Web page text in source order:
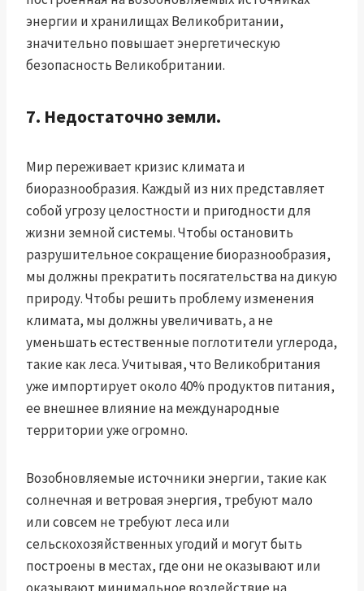
энергии и хранилищах Великобритании,
значительно повышает энергетическую
безопасность Великобритании.
7. Недостаточно земли.
Мир переживает кризис климата и
биоразнообразия. Каждый из них представляет
собой угрозу целостности и пригодности для
жизни земной системы. Чтобы остановить
разрушительное сокращение биоразнообразия,
мы должны прекратить посягательства на дикую
природу. Чтобы решить проблему изменения
климата, мы должны увеличивать, а не
уменьшать естественные поглотители углерода,
такие как леса. Учитывая, что Великобритания
уже импортирует около 40% продуктов питания,
ее внешнее влияние на международные
территории уже огромно.
Возобновляемые источники энергии, такие как
солнечная и ветровая энергия, требуют мало
или совсем не требуют леса или
сельскохозяйственных угодий и могут быть
построены в местах, где они не оказывают или